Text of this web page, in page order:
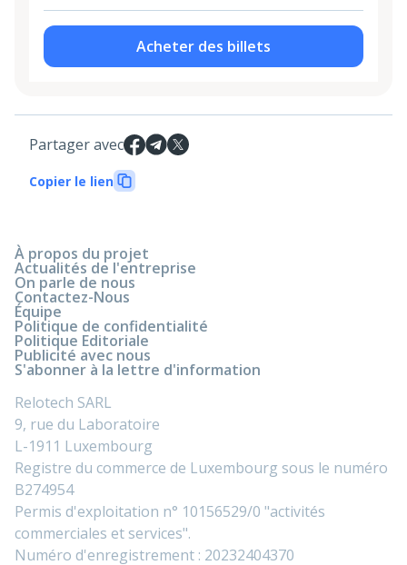
Acheter des billets
Partager avec
Copier le lien
À propos du projet
Actualités de l'entreprise
On parle de nous
Contactez-Nous
Équipe
Politique de confidentialité
Politique Editoriale
Publicité avec nous
S'abonner à la lettre d'information
Relotech SARL
9, rue du Laboratoire
L-1911 Luxembourg
Registre du commerce de Luxembourg sous le numéro
B274954
Permis d'exploitation n° 10156529/0 "activités
commerciales et services".
Numéro d'enregistrement : 20232404370